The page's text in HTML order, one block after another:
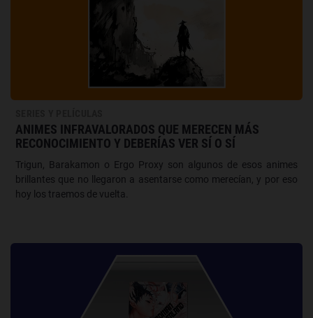
ANIMES INFRAVALORADOS QUE MERECEN MÁS
RECONOCIMIENTO Y DEBERÍAS VER SÍ O SÍ
Trigun, Barakamon o Ergo Proxy son algunos de esos animes
brillantes que no llegaron a asentarse como merecían, y por eso
hoy los traemos de vuelta.